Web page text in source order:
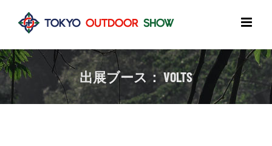
content
出展ブース： VOLTS